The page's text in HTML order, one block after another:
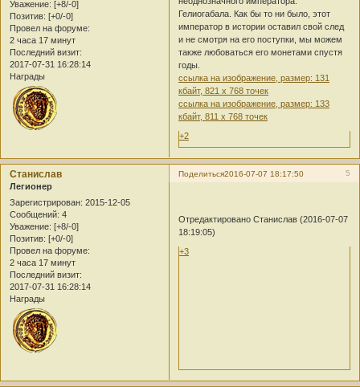
Уважение: [+8/-0]
Позитив: [+0/-0]
Провел на форуме:
2 часа 17 минут
Последний визит:
2017-07-31 16:28:14
Награды
Гелиогабала. Как бы то ни было, этот
император в истории оставил свой след
и не смотря на его поступки, мы можем
также любоваться его монетами спустя
годы.
ссылка на изображение, размер: 131
кбайт, 821 x 768 точек
ссылка на изображение, размер: 133
кбайт, 811 x 768 точек
+2
Поделиться 5
2016-07-07 18:17:50
Станислав
Легионер
Зарегистрирован: 2015-12-05
Сообщений: 4
Уважение: [+8/-0]
Позитив: [+0/-0]
Провел на форуме:
2 часа 17 минут
Последний визит:
2017-07-31 16:28:14
Награды
Отредактировано Станислав (2016-07-07
18:19:05)
+3